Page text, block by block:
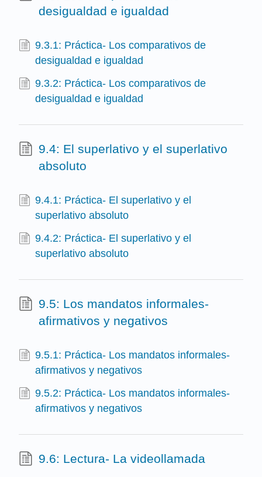
desigualdad e igualdad
9.3.1: Práctica- Los comparativos de
desigualdad e igualdad
9.3.2: Práctica- Los comparativos de
desigualdad e igualdad
9.4: El superlativo y el superlativo
absoluto
9.4.1: Práctica- El superlativo y el
superlativo absoluto
9.4.2: Práctica- El superlativo y el
superlativo absoluto
9.5: Los mandatos informales-
afirmativos y negativos
9.5.1: Práctica- Los mandatos informales-
afirmativos y negativos
9.5.2: Práctica- Los mandatos informales-
afirmativos y negativos
9.6: Lectura- La videollamada